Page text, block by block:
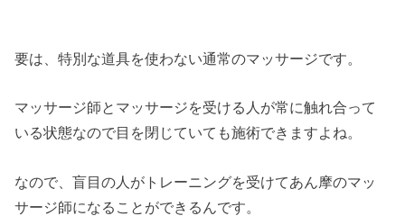
要は、特別な道具を使わない通常のマッサージです。
マッサージ師とマッサージを受ける人が常に触れ合って
いる状態なので目を閉じていても施術できますよね。
なので、盲目の人がトレーニングを受けてあん摩のマッ
サージ師になることができるんです。